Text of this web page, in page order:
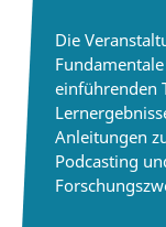
Die
einführenden
Anleitungen
Podcasting